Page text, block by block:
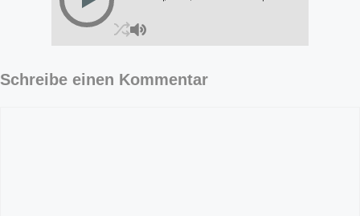
Schreibe einen Kommentar